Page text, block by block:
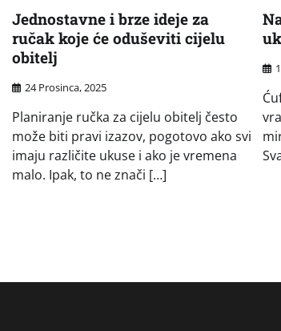
Jednostavne i brze ideje za
ručak koje će oduševiti cijelu
obitelj
24 Prosinca, 2025
Planiranje ručka za cijelu obitelj često
može biti pravi izazov, pogotovo ako svi
imaju različite ukuse i ako je vremena
malo. Ipak, to ne znači […]